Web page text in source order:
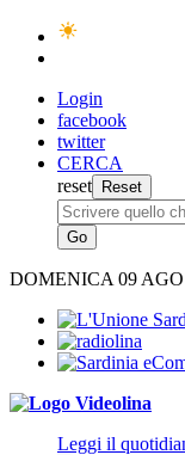
Login
facebook
twitter
CERCA
reset
DOMENICA 09
Leggi il